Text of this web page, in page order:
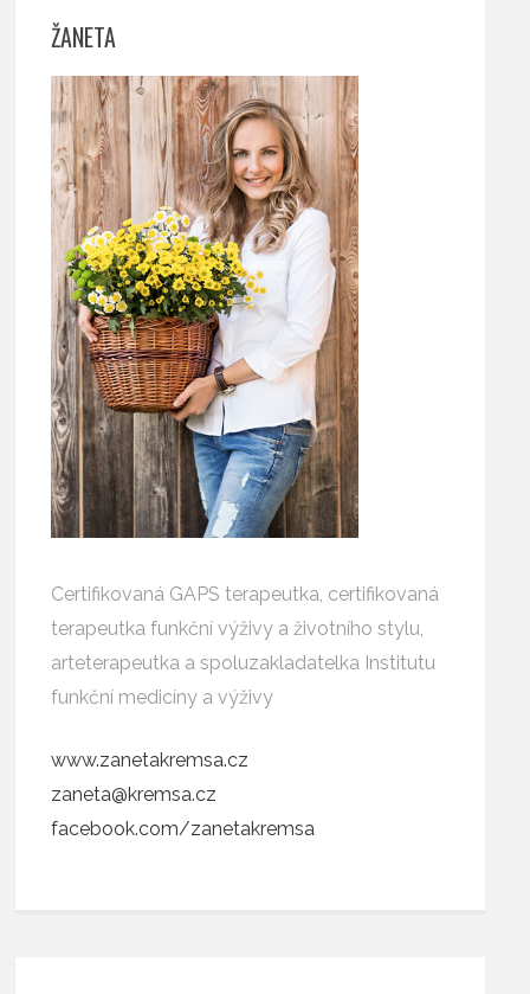
ŽANETA
Certifikovaná GAPS terapeutka, certifikovaná
terapeutka funkční výživy a životního stylu,
arteterapeutka a spoluzakladatelka Institutu
funkční medicíny a výživy
www.zanetakremsa.cz
zaneta@kremsa.cz
facebook.com/zanetakremsa